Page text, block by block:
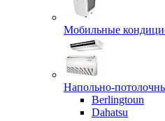
Мобильные
Напольно-
Berlingtoun
Dahatsu